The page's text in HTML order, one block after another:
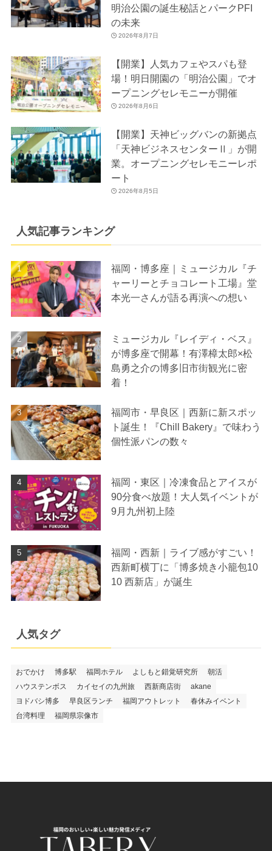
明治公園の誕生秘話とパークPFI
の未来
2026年8月7日
【開業】人気カフェやスパも登
場！明日開園の「明治公園」でオ
ープニングセレモニーが開催
2026年8月6日
【開業】天神ビッグバンの新拠点
「天神ビジネスセンターⅡ」が開
業。オープニングセレモニーレポ
ート
2026年8月5日
人気記事ランキング
福岡・博多座｜ミュージカル『チ
ャーリーとチョコレート工場』堂
本光一さんが語る再演への想い
ミュージカル『レイディ・ベス』
が博多座で開幕！有澤樟太郎×松
島勇之介の博多旧市街観光に密
着！
福岡市・早良区｜西新に新スポッ
ト誕生！『Chill Bakery』で味わう
個性派パンの数々
福岡・東区｜冷凍食品とアイスが
90分食べ放題！大人気イベントが
9月九州初上陸
福岡・西新｜ライブ感がすごい！
西新町横丁に「博多焼き小籠包10
10 西新店」が誕生
人気タグ
おでかけ 博多駅 福岡ホテル よしもと錯覚研究所
朝活
ハウステンボス
カイセイの九州旅 西新商店街
akane
ヨドバシ博多
早良区ランチ 福岡アウトレット
春休みイベント
台湾料理
福岡県宗像市